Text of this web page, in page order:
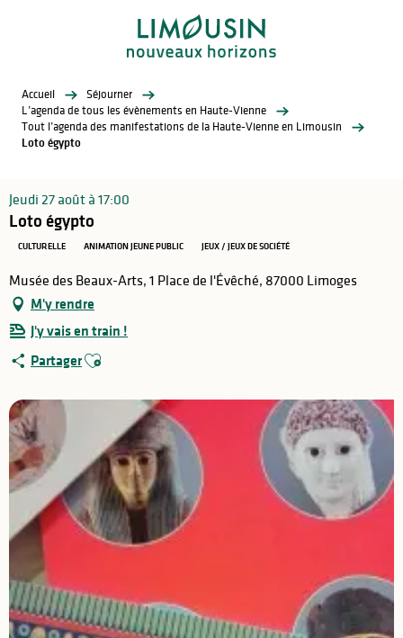
Accueil
Séjourner
L’agenda de tous les évènements en Haute-Vienne
Tout l’agenda des manifestations de la Haute-Vienne en Limousin
Loto égypto
Jeudi 27 août à 17:00
Loto égypto
CULTURELLE ANIMATION JEUNE PUBLIC JEUX / JEUX DE SOCIÉTÉ
Musée des Beaux-Arts, 1 Place de l'Évêché, 87000 Limoges
M'y rendre
J'y vais en train !
PartagerAjouter aux favoris